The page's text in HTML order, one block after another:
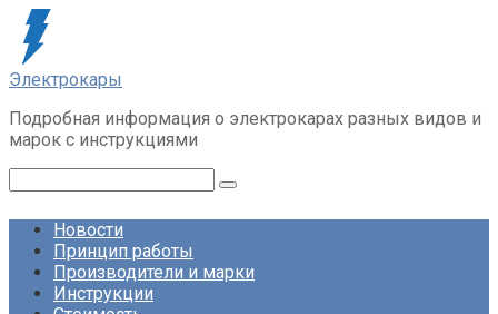
Перейти
контенту
Электрокары
Подробная информация о электрокарах разных видов и
марок с инструкциями
Новости
Принцип работы
Производители и марки
Инструкции